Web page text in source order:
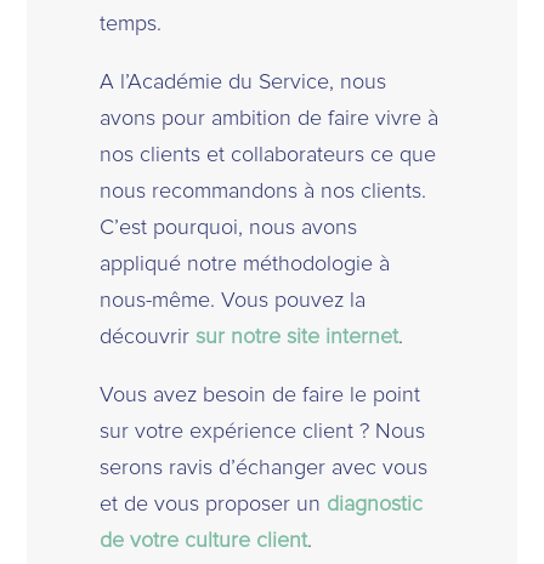
temps.
A l’Académie du Service, nous
avons pour ambition de faire vivre à
nos clients et collaborateurs ce que
nous recommandons à nos clients.
C’est pourquoi, nous avons
appliqué notre méthodologie à
nous-même. Vous pouvez la
découvrir sur notre site internet.
Vous avez besoin de faire le point
sur votre expérience client ? Nous
serons ravis d’échanger avec vous
et de vous proposer un diagnostic
de votre culture client.